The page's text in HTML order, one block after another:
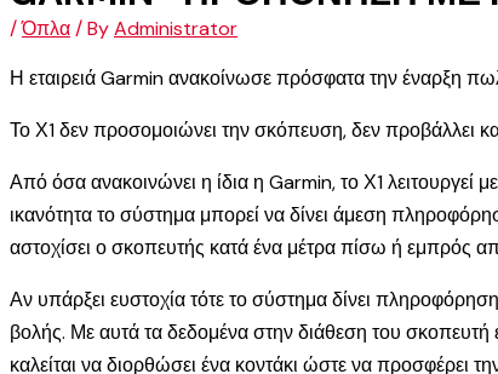
/Όπλα/ ByAdministrator
Η εταιρειά Garmin ανακοίνωσε πρόσφατα την έναρξη
Το Χ1 δεν προσομοιώνει την σκόπευση, δεν προβάλλει
Από όσα ανακοινώνει η ίδια η Garmin, το Χ1 λειτουργεί
ικανότητα το σύστημα μπορεί να δίνει άμεση
αστοχίσει ο σκοπευτής κατά ένα μέτρα πίσω ή εμπρός
Αν υπάρξει ευστοχία τότε το σύστημα δίνει
βολής. Με αυτά τα δεδομένα στην διάθεση του σκοπευτή
καλείται να διορθώσει ένα κοντάκι ώστε να προσφέρει